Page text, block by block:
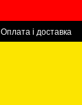
Оплата і доставка